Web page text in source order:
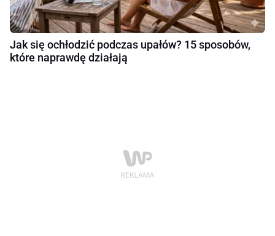
Jak się ochłodzić podczas upałów? 15 sposobów,
które naprawdę działają